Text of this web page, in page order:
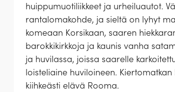
huippumuotiliikkeet ja urheiluautot.
rantalomakohde, ja sieltä on lyhyt
komeaan Korsikaan, saaren
barokkikirkkoja ja kaunis vanha
ja huvilassa, joissa saarelle
loisteliaine huviloineen.
kiihkeästi elävä Rooma.